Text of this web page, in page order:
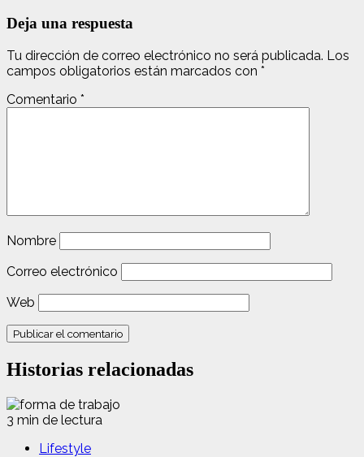
Deja una respuesta
Tu dirección de correo electrónico no será publicada. Los
campos obligatorios están marcados con *
Comentario *
Nombre
Correo electrónico
Web
Historias relacionadas
3 min de lectura
Lifestyle